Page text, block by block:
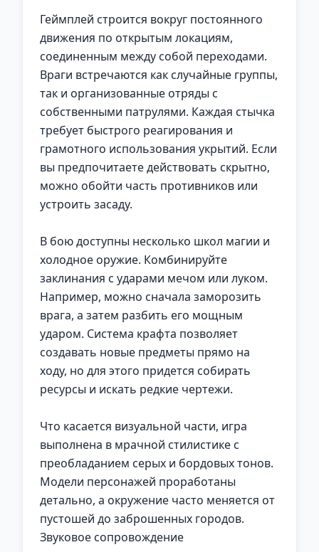
Геймплей строится вокруг постоянного
движения по открытым локациям,
соединенным между собой переходами.
Враги встречаются как случайные группы,
так и организованные отряды с
собственными патрулями. Каждая стычка
требует быстрого реагирования и
грамотного использования укрытий. Если
вы предпочитаете действовать скрытно,
можно обойти часть противников или
устроить засаду.
В бою доступны несколько школ магии и
холодное оружие. Комбинируйте
заклинания с ударами мечом или луком.
Например, можно сначала заморозить
врага, а затем разбить его мощным
ударом. Система крафта позволяет
создавать новые предметы прямо на
ходу, но для этого придется собирать
ресурсы и искать редкие чертежи.
Что касается визуальной части, игра
выполнена в мрачной стилистике с
преобладанием серых и бордовых тонов.
Модели персонажей проработаны
детально, а окружение часто меняется от
пустошей до заброшенных городов.
Звуковое сопровождение